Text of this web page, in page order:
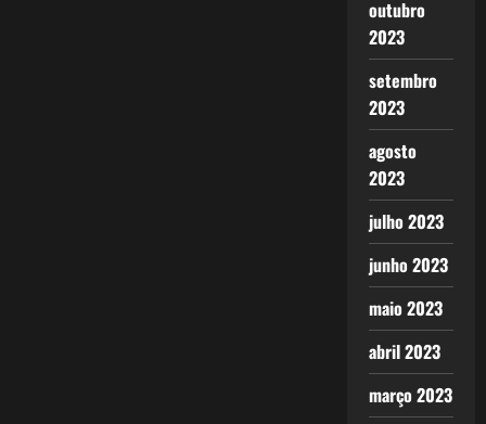
outubro
2023
setembro
2023
agosto
2023
julho 2023
junho 2023
maio 2023
abril 2023
março 2023